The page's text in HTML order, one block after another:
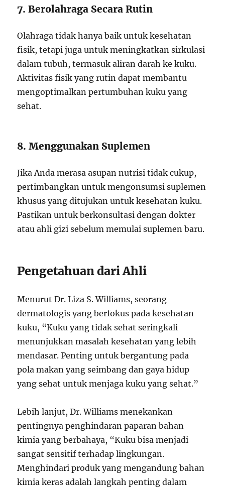
7. Berolahraga Secara Rutin
Olahraga tidak hanya baik untuk kesehatan
fisik, tetapi juga untuk meningkatkan sirkulasi
dalam tubuh, termasuk aliran darah ke kuku.
Aktivitas fisik yang rutin dapat membantu
mengoptimalkan pertumbuhan kuku yang
sehat.
8. Menggunakan Suplemen
Jika Anda merasa asupan nutrisi tidak cukup,
pertimbangkan untuk mengonsumsi suplemen
khusus yang ditujukan untuk kesehatan kuku.
Pastikan untuk berkonsultasi dengan dokter
atau ahli gizi sebelum memulai suplemen baru.
Pengetahuan dari Ahli
Menurut Dr. Liza S. Williams, seorang
dermatologis yang berfokus pada kesehatan
kuku, “Kuku yang tidak sehat seringkali
menunjukkan masalah kesehatan yang lebih
mendasar. Penting untuk bergantung pada
pola makan yang seimbang dan gaya hidup
yang sehat untuk menjaga kuku yang sehat.”
Lebih lanjut, Dr. Williams menekankan
pentingnya penghindaran paparan bahan
kimia yang berbahaya, “Kuku bisa menjadi
sangat sensitif terhadap lingkungan.
Menghindari produk yang mengandung bahan
kimia keras adalah langkah penting dalam